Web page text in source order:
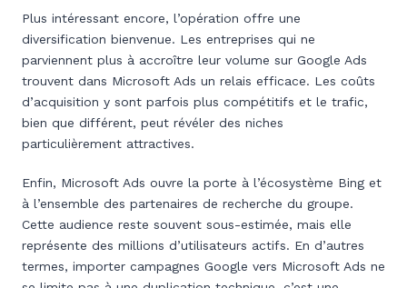
Plus intéressant encore, l’opération offre une
diversification bienvenue. Les entreprises qui ne
parviennent plus à accroître leur volume sur Google Ads
trouvent dans Microsoft Ads un relais efficace. Les coûts
d’acquisition y sont parfois plus compétitifs et le trafic,
bien que différent, peut révéler des niches
particulièrement attractives.
Enfin, Microsoft Ads ouvre la porte à l’écosystème Bing et
à l’ensemble des partenaires de recherche du groupe.
Cette audience reste souvent sous-estimée, mais elle
représente des millions d’utilisateurs actifs. En d’autres
termes, importer campagnes Google vers Microsoft Ads ne